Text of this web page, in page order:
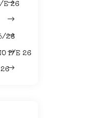
E 26
26
P/E 26
26